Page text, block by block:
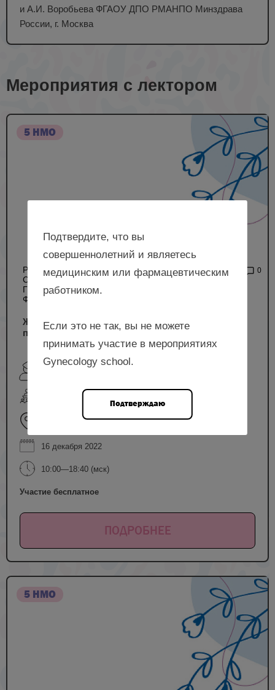
и А.И. Воробьева ФГАОУ ДПО РМАНПО Минздрава
России, г. Москва
Мероприятия с лектором
5 НМО
РЕГИОНАЛЬНОЕ
СОБРАНИЕ АКУШЕРОВ-
ГИНЕКОЛОГОВ (ОЧНЫЙ
ФОРМАТ)
2 016 0
Женское здоровье: возвращать, сохранять,
приумножать
Зайнуллина Р.М., Масленников А.В., Мусин И.И.,
очный формат
г. Уфа, улица Ленина, д. 3
16 декабря 2022
10:00—18:40 (мск)
Участие бесплатное
ПОДРОБНЕЕ
5 НМО
Подтвердите, что вы
совершеннолетний и являетесь
медицинским или фармацевтическим
работником.
Если это не так, вы не можете
принимать участие в мероприятиях
Gynecology school.
Подтверждаю